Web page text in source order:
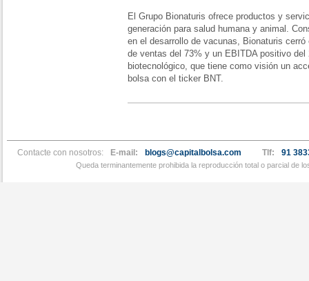
El Grupo Bionaturis ofrece productos y
generación para salud humana y animal.
en el desarrollo de vacunas, Bionaturis
de ventas del 73% y un EBITDA positivo
biotecnológico, que tiene como visión un
bolsa con el ticker BNT.
Contacte con nosotros: E-mail: blogs@capitalbolsa.com Tlf: 91
Queda terminantemente prohibida la reproducción total o parcial de